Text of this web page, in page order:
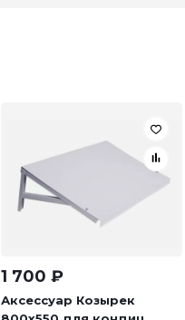
1 700 ₽
Аксессуар Козырек